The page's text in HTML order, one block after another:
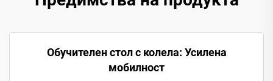
Обучителен стол с колела: Усилена
мобилност